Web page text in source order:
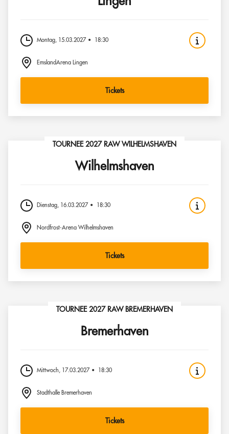
Montag, 15.03.2027 18:30
EmslandArena Lingen
Tickets
TOURNEE 2027 RAW WILHELMSHAVEN
Wilhelmshaven
Dienstag, 16.03.2027 18:30
Nordfrost-Arena Wilhelmshaven
Tickets
TOURNEE 2027 RAW BREMERHAVEN
Bremerhaven
Mittwoch, 17.03.2027 18:30
Stadthalle Bremerhaven
Tickets